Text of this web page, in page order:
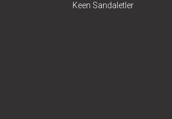
Keen Sandaletler